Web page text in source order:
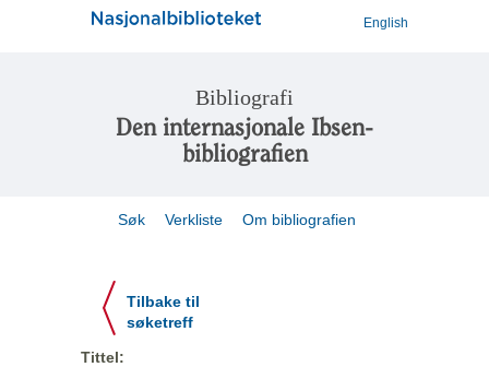
English
Bibliografi
Den internasjonale Ibsen-
bibliografien
Søk Verkliste Om bibliografien
Tilbake til
søketreff
Tittel: